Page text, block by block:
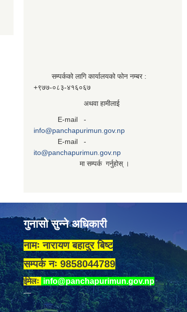
सम्पर्कको लागि कार्यालयको फोन नम्बर :
+९७७-०८३‍-४१६०६७
अथवा हामीलाई
E-mail -
info@panchapurimun.gov.np
E-mail -
ito@panchapurimun.gov.np
मा सम्पर्क गर्नुहोस् ।
गुनासो सुन्ने अधिकारी
नामः नारायण बहादुर बिष्ट
सम्पर्क नः 9858044789
ईमेलः info@panchapurimun.gov.np